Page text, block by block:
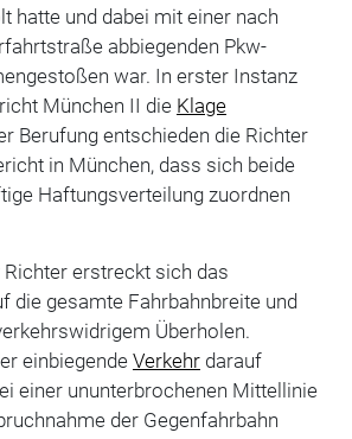
hatte und dabei mit einer nach
abbiegenden Pkw-
war. In erster Instanz
München II die Klage
Berufung entschieden die Richter
in München, dass sich beide
Haftungsverteilung zuordnen
erstreckt sich das
die gesamte Fahrbahnbreite und
Überholen.
einbiegende Verkehrdarauf
einer ununterbrochenen Mittellinie
der Gegenfahrbahn